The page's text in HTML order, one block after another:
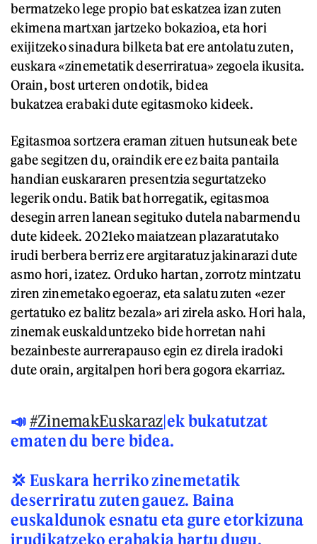
bermatzeko lege propio bat eskatzea izan zuten
ekimena martxan jartzeko bokazioa, eta hori
exijitzeko sinadura bilketa bat ere antolatu zuten,
euskara «zinemetatik deserriratua» zegoela ikusita.
Orain, bost urteren ondotik, bidea
bukatzea erabaki dute egitasmoko kideek.
Egitasmoa sortzera eraman zituen hutsuneak bete
gabe segitzen du, oraindik ere ez baita pantaila
handian euskararen presentzia segurtatzeko
legerik ondu. Batik bat horregatik, egitasmoa
desegin arren lanean segituko dutela nabarmendu
dute kideek. 2021eko maiatzean plazaratutako
irudi berbera berriz ere argitaratuz jakinarazi dute
asmo hori, izatez. Orduko hartan, zorrotz mintzatu
ziren zinemetako egoeraz, eta salatu zuten «ezer
gertatuko ez balitz bezala» ari zirela asko. Hori hala,
zinemak euskalduntzeko bide horretan nahi
bezainbeste aurrerapauso egin ez direla iradoki
dute orain, argitalpen hori bera gogora ekarriaz.
📣#ZinemakEuskaraz|ek bukatutzat
ematen du bere bidea.
💢 Euskara herriko zinemetatik
deserriratu zuten gauez. Baina
euskaldunok esnatu eta gure etorkizuna
irudikatzeko erabakia hartu dugu.